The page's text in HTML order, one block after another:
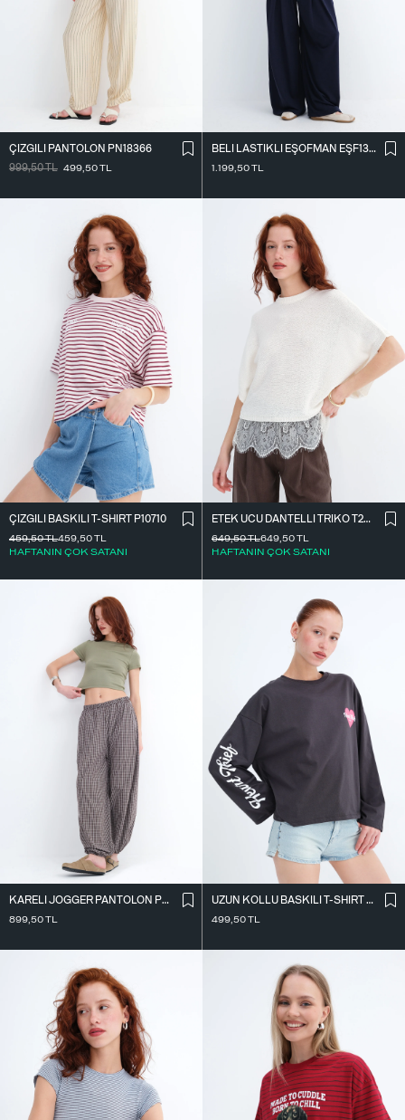
ÇIZGILI PANTOLON PN18366
999,50TL 499,50TL
BELI LASTIKLI EŞOFMAN EŞF13219
1.199,50TL
ÇIZGILI BASKILI T-SHIRT P10710
459,50TL
HAFTANIN ÇOK SATANI
459,50TL
ETEK UCU DANTELLI TRIKO T261025
649,50TL
HAFTANIN ÇOK SATANI
649,50TL
KARELI JOGGER PANTOLON PN18222
899,50TL
UZUN KOLLU BASKILI T-SHIRT P10696
499,50TL